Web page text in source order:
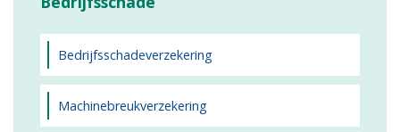
Bedrijfsschadeverzekering
Machinebreukverzekering